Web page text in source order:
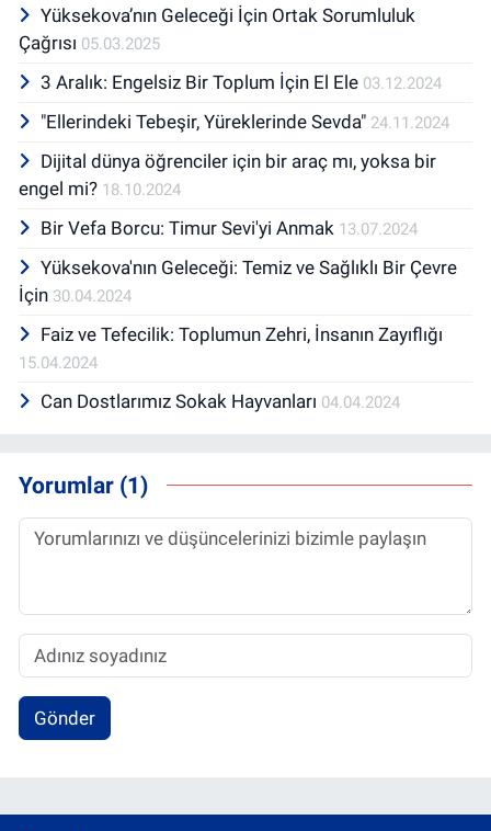
Yüksekova’nın Geleceği İçin Ortak Sorumluluk
Çağrısı 05.03.2025
3 Aralık: Engelsiz Bir Toplum İçin El Ele 03.12.2024
"Ellerindeki Tebeşir, Yüreklerinde Sevda" 24.11.2024
Dijital dünya öğrenciler için bir araç mı, yoksa bir
engel mi? 18.10.2024
Bir Vefa Borcu: Timur Sevi'yi Anmak 13.07.2024
Yüksekova'nın Geleceği: Temiz ve Sağlıklı Bir Çevre
İçin 30.04.2024
Faiz ve Tefecilik: Toplumun Zehri, İnsanın Zayıflığı
15.04.2024
Can Dostlarımız Sokak Hayvanları 04.04.2024
Yorumlar (1)
Gönder